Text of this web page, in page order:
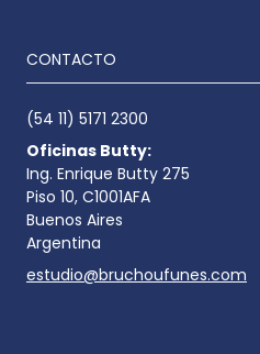
CONTACTO
(54 11) 5171 2300
Oficinas Butty:
Ing. Enrique Butty 275
Piso 10, C1001AFA
Buenos Aires
Argentina
estudio@bruchoufunes.com